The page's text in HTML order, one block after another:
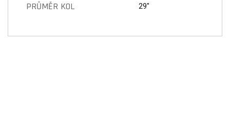
PRŮMĚR KOL 29"